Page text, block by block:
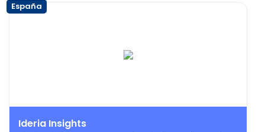
España
Ideria Insights